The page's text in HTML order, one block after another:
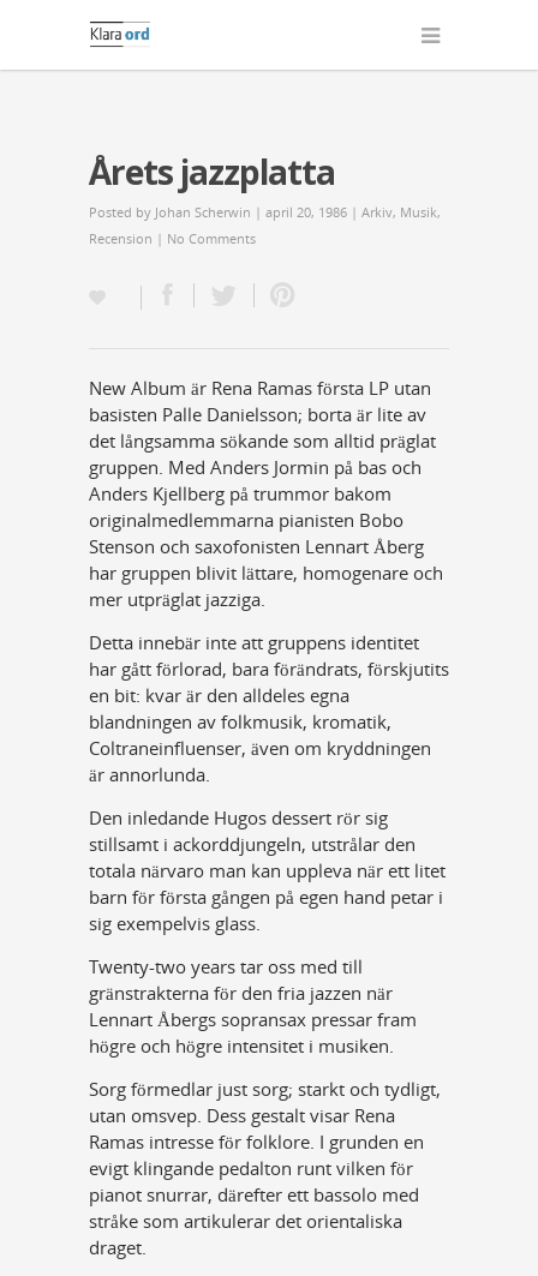
Årets jazzplatta
Posted by Johan Scherwin | april 20, 1986 | Arkiv, Musik,
Recension | No Comments
New Album är Rena Ramas första LP utan
basisten Palle Danielsson; borta är lite av
det långsamma sökande som alltid präglat
gruppen. Med Anders Jormin på bas och
Anders Kjellberg på trummor bakom
originalmedlemmarna pianisten Bobo
Stenson och saxofonisten Lennart Åberg
har gruppen blivit lättare, homogenare och
mer utpräglat jazziga.
Detta innebär inte att gruppens identitet
har gått förlorad, bara förändrats, förskjutits
en bit: kvar är den alldeles egna
blandningen av folkmusik, kromatik,
Coltraneinfluenser, även om kryddningen
är annorlunda.
Den inledande Hugos dessert rör sig
stillsamt i ackorddjungeln, utstrålar den
totala närvaro man kan uppleva när ett litet
barn för första gången på egen hand petar i
sig exempelvis glass.
Twenty-two years tar oss med till
gränstrakterna för den fria jazzen när
Lennart Åbergs sopransax pressar fram
högre och högre intensitet i musiken.
Sorg förmedlar just sorg; starkt och tydligt,
utan omsvep. Dess gestalt visar Rena
Ramas intresse för folklore. I grunden en
evigt klingande pedalton runt vilken för
pianot snurrar, därefter ett bassolo med
stråke som artikulerar det orientaliska
draget.